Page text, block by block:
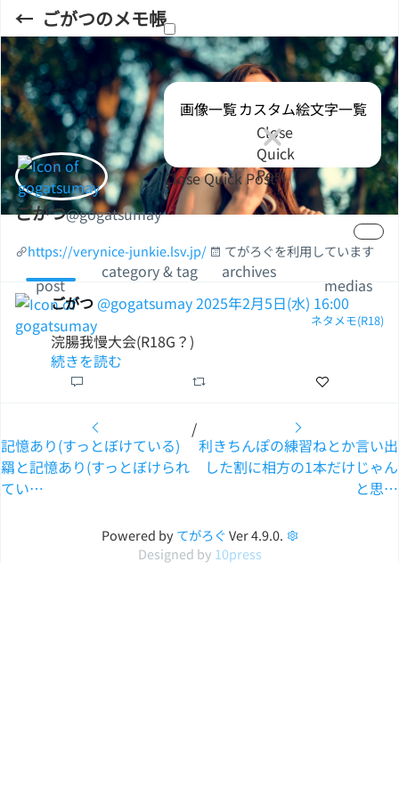
ごがつのメモ帳
ごがつ@gogatsumay
てがろぐを利用しています
post
ごがつ @gogatsumay2025年2月5日(水) 16:00
ネタメモ(R18)
浣腸我慢大会(R18G？)
続きを読む
記憶あり(すっとぼけている)
羂と記憶あり(すっとぼけられ
てい…
/
利きちんぽの練習ねとか言い出
した割に相方の1本だけじゃん
と思…
category & tag archives
medias
Powered byてがろぐ Ver 4.9.0.
Designed by 10press
画像一覧カスタム絵文字一覧
Close
Quick
Post
Close Quick Post